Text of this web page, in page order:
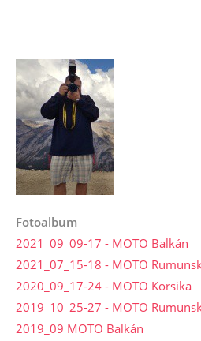
Fotoalbum
2021_09_09-17 - MOTO Balkán
2021_07_15-18 - MOTO
2020_09_17-24 - MOTO Korsika
2019_10_25-27 - MOTO
2019_09 MOTO Balkán